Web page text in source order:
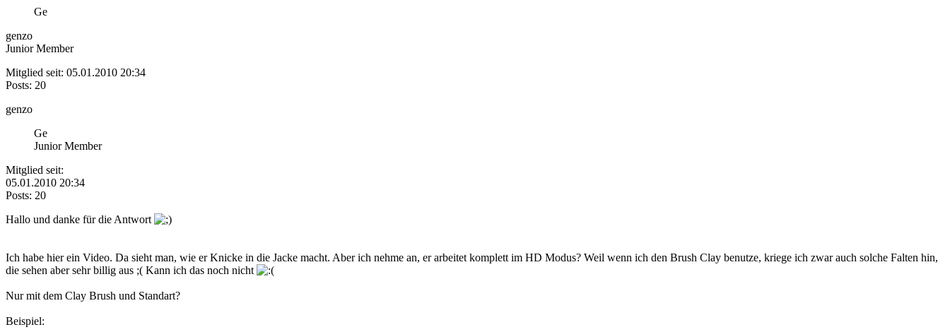
Ge
genzo
Junior Member
Mitglied seit: 05.01.2010 20:34
Posts: 20
genzo
Ge
Junior Member
Mitglied seit:
05.01.2010 20:34
Posts: 20
Hallo und danke für die Antwort
Ich habe hier ein Video. Da sieht man, wie er Knicke in die Jacke macht. Aber ich nehme an, er arbeitet komplett im HD Modus? Weil wenn ich den Brush Clay benutze, kriege ich zwar auch solche Falten hin,
die sehen aber sehr billig aus ;( Kann ich das noch nicht
Nur mit dem Clay Brush und Standart?
Beispiel: